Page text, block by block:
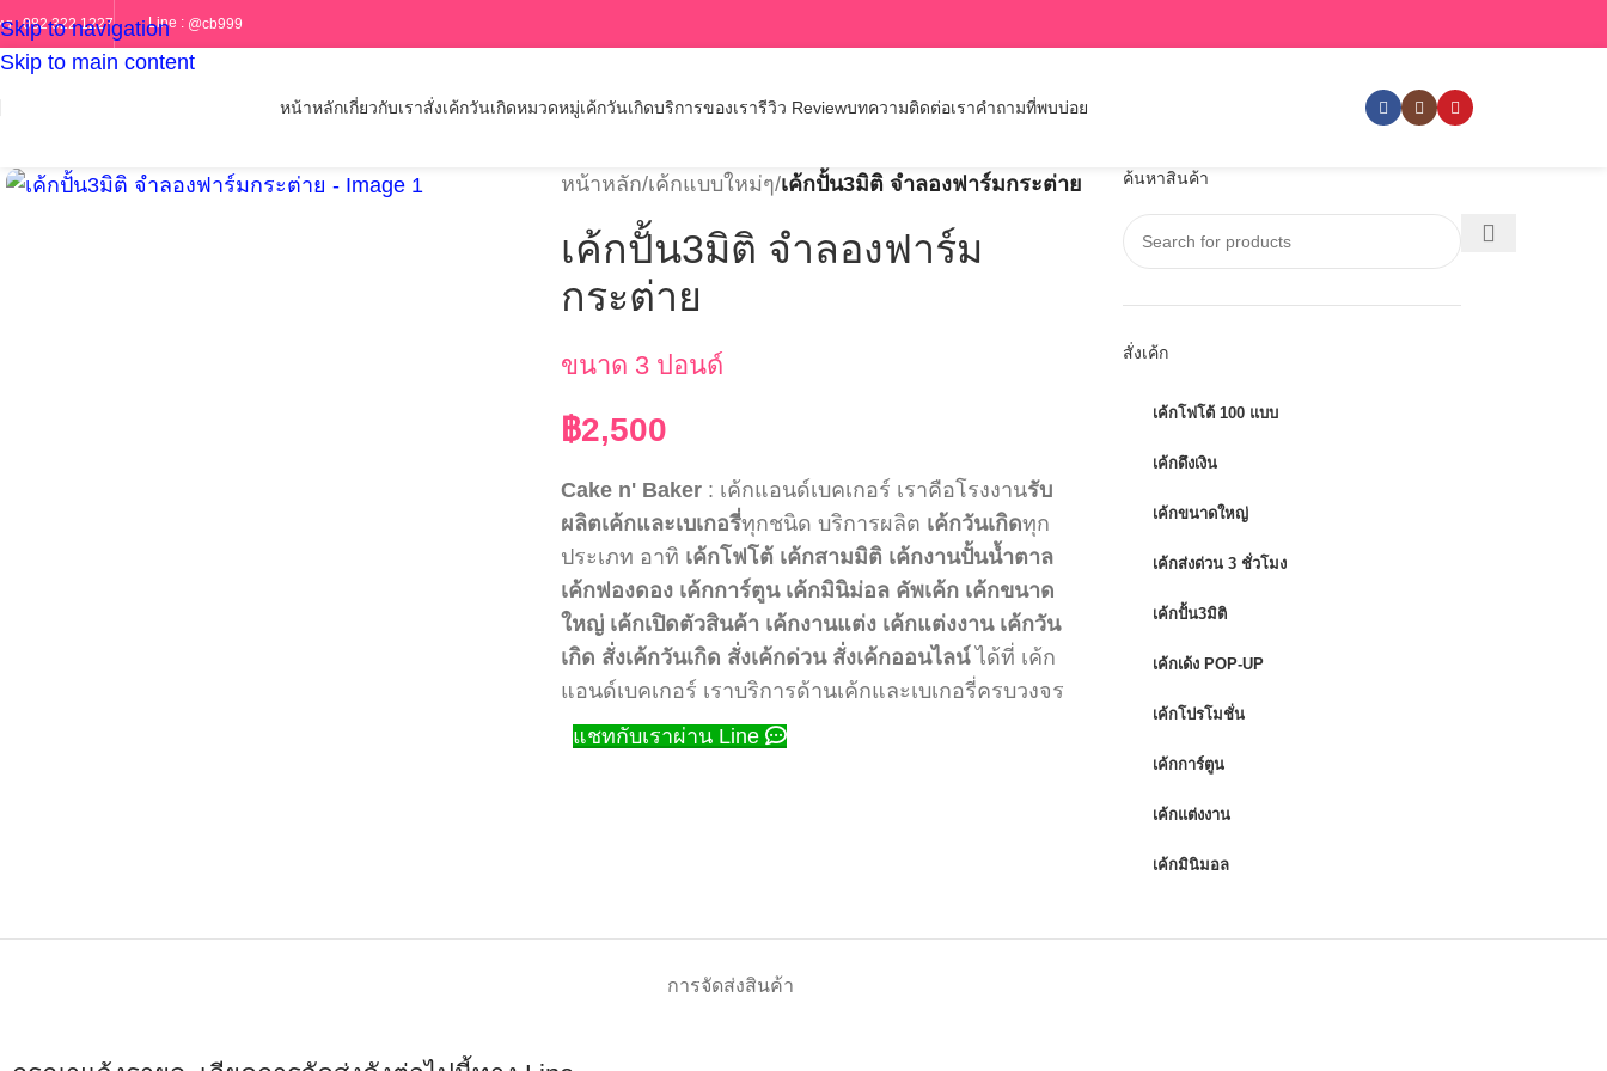
Skip to navigation
Skip to main content
ร : 082 322 1227 Line : @cb999
หน้าหลักเกี่ยวกับเราสั่งเค้กวันเกิดหมวดหมู่เค้กวันเกิดบริการของเรารีวิว Reviewบทความติดต่อเราคำถามที่พบบ่อย
หน้าหลัก/เค้กแบบใหม่ๆ/เค้กปั้น3มิติ จำลองฟาร์มกระต่าย
เค้กปั้น3มิติ จำลองฟาร์ม
กระต่าย
ขนาด 3 ปอนด์
฿2,500
Cake n' Baker : เค้กแอนด์เบคเกอร์ เราคือโรงงานรับ
ผลิตเค้กและเบเกอรี่ทุกชนิด บริการผลิต เค้กวันเกิดทุก
ประเภท อาทิ เค้กโฟโต้ เค้กสามมิติ เค้กงานปั้นน้ำตาล
เค้กฟองดอง เค้กการ์ตูน เค้กมินิม่อล คัพเค้ก เค้กขนาด
ใหญ่ เค้กเปิดตัวสินค้า เค้กงานแต่ง เค้กแต่งงาน เค้กวัน
เกิด สั่งเค้กวันเกิด สั่งเค้กด่วน สั่งเค้กออนไลน์ได้ที่ เค้ก
แอนด์เบคเกอร์ เราบริการด้านเค้กและเบเกอรี่ครบวงจร
แชทกับเราผ่าน Line
ค้นหาสินค้า
สั่งเค้ก
เค้กโฟโต้ 100 แบบ
เค้กดึงเงิน
เค้กขนาดใหญ่
เค้กส่งด่วน 3 ชั่วโมง
เค้กปั้น3มิติ
เค้กเด้ง POP-UP
เค้กโปรโมชั่น
เค้กการ์ตูน
เค้กแต่งงาน
เค้กมินิมอล
การจัดส่งสินค้า